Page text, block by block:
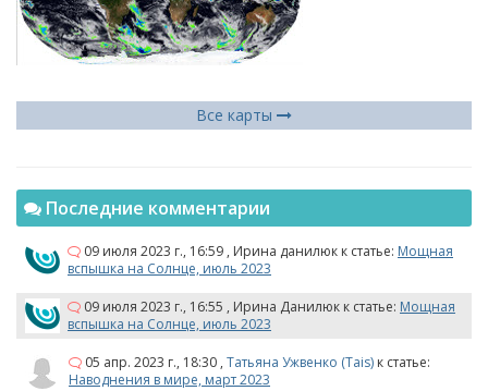
Все карты
Последние комментарии
09 июля 2023 г., 16:59, Ирина данилюк к статье: Мощная
вспышка на Солнце, июль 2023
09 июля 2023 г., 16:55 , Ирина Данилюк к статье: Мощная
вспышка на Солнце, июль 2023
05 апр. 2023 г., 18:30, Татьяна Ужвенко (Tais) к статье:
Наводнения в мире, март 2023